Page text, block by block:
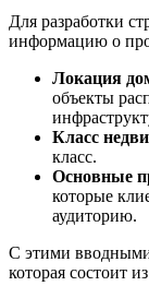
Для разработки
информацию о
Локация
объекты
Класс
класс.
Основные
которые
аудиторию.
С этими
которая состоит